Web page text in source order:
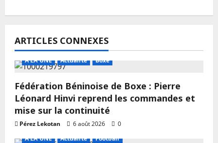
ARTICLES CONNEXES
A LA UNE Actualité Boxe
Fédération Béninoise de Boxe : Pierre
Léonard Hinvi reprend les commandes et
mise sur la continuité
Pérez Lekotan 6 août 2026
0
A LA UNE
Actualité Football